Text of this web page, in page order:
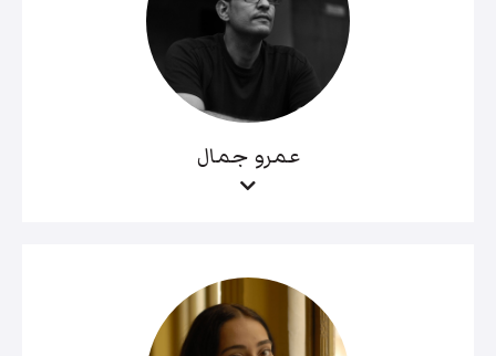
عمرو جمال